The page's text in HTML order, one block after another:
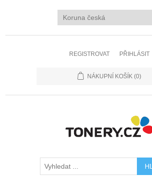
REGISTROVAT PŘIHLÁSIT
NÁKUPNÍ KOŠÍK (0)